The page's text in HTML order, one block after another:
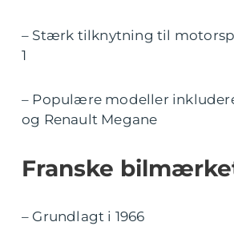
– Stærk tilknytning til
1
– Populære modeller
og Renault Megane
Franske
– Grundlagt i 1966